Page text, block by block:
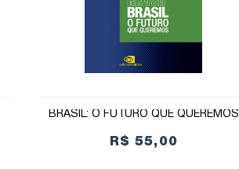
BRASIL: O FUTURO QUE QUEREMOS
R$ 55,00